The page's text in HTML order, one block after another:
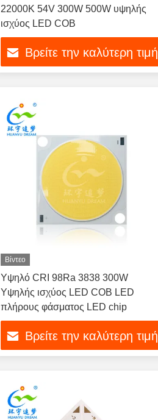
22000K 54V 300W 500W υψηλής
ισχύος LED COB
Βρείτε την καλύτερη τιμή
Βίντεο
Υψηλό CRI 98Ra 3838 300W
Υψηλής ισχύος LED COB LED
πλήρους φάσματος LED chip
Βρείτε την καλύτερη τιμή